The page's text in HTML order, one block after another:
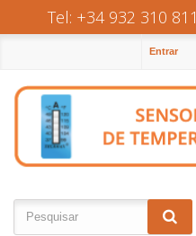
Tel: +34 932 310 811
Entrar